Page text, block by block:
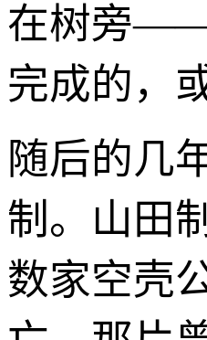
在树旁——
完成的，
随后的几
制。山田
数家空壳